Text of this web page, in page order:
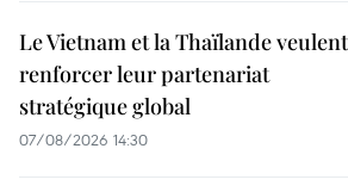
Le Vietnam et la Thaïlande veulent
renforcer leur partenariat
stratégique global
07/08/2026 14:30